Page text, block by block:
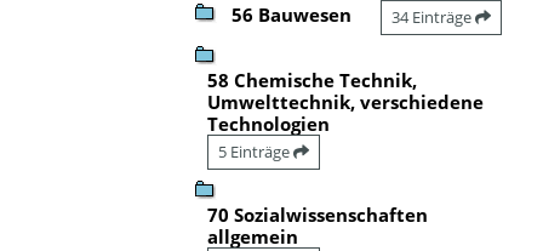
56 Bauwesen 34 Einträge
58 Chemische Technik,
Umwelttechnik, verschiedene
Technologien
5 Einträge
70 Sozialwissenschaften
allgemein